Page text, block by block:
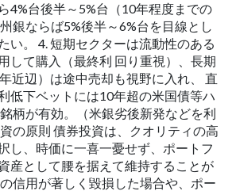
4%台後半～5%台（10年程度までの
銀ならば5%後半～6%台を目線とし
い。 4. 短期セクターは流動性のある
して購入（最終利 回り重視）、長期
近辺）は途中売却も視野に入れ、 直
低下ベットには10年超の米国債等ハ
柄が有効。（米銀劣後新発などを利
の原則 債券投資は、クオリティの高
し、時価に一喜一憂せず、ポートフ
産として腰を据えて維持することが
信用が著しく毀損した場合や、ポー